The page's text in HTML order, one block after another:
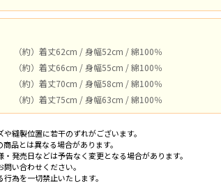
（約）着丈62cm / 身幅52cm / 綿100％
（約）着丈66cm / 身幅55cm / 綿100％
（約）着丈70cm / 身幅58cm / 綿100％
（約）着丈75cm / 身幅63cm / 綿100％
縫製位置に若干のずれがございます。
品とは異なる場合があります。
発売日などは予告なく変更となる場合があります。
い合わせください。
為を一切禁止いたします。